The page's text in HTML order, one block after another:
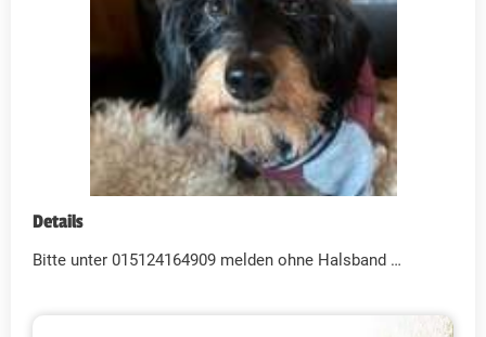
Details
Bitte unter 015124164909 melden ohne Halsband …